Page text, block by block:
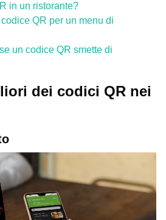
in un ristorante?
QR per un menu di
un codice QR smette di
dei codici QR nei